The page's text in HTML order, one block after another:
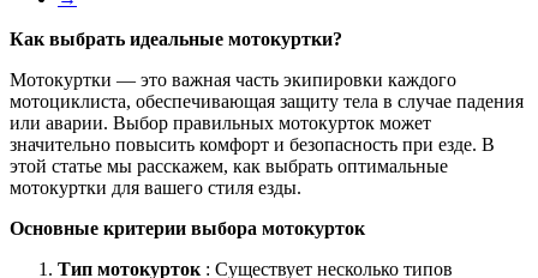
Как выбрать идеальные мотокуртки?
Мотокуртки — это важная часть экипировки каждого
мотоциклиста, обеспечивающая защиту тела в случае падения
или аварии. Выбор правильных мотокурток может
значительно повысить комфорт и безопасность при езде. В
этой статье мы расскажем, как выбрать оптимальные
мотокуртки для вашего стиля езды.
Основные критерии выбора мотокурток
Тип мотокурток : Существует несколько типов